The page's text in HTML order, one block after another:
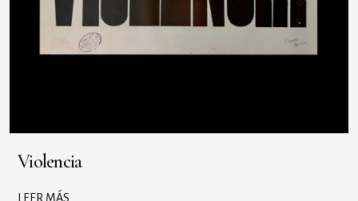
Violencia
LEER MÁS